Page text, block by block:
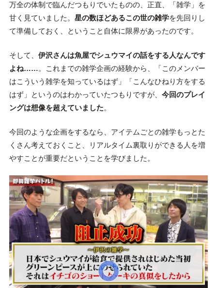
万全の体制で臨んだつもりでいたものの、正直、「雑学」を
甘く見ていました。 星の数ほどあるこの世の雑学を先回りし
て準備しておく、ということ自体に限界があったのです。
そして、 伊沢さんは魚屋でシュウマイの話をする人なんです
よね……。これまでの雑学企画の経験から、「このメンバー
はこういう雑学を知っているはず」「こんなひねり方をする
はず」というのはわかっていたつもりですが、 今回のプレイ
ングは想像を超えていました。
今回のような企画をするなら、アイテムごとの雑学もっとた
くさん考えておくこと、リアルタイム裏取りができる人を増
やすことが重要だということを学びました。